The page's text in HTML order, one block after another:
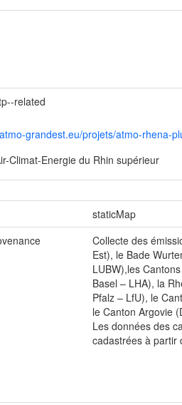
related
grandest.eu/projets/atmo-rhena-
Climat-Energie du Rhin supérieur
staticMap
Collecte des
Est), le Bade
LUBW),les
Basel – LHA), la
Pfalz – LfU), le
le Canton Argovie
Les données des
cadastrées à partir